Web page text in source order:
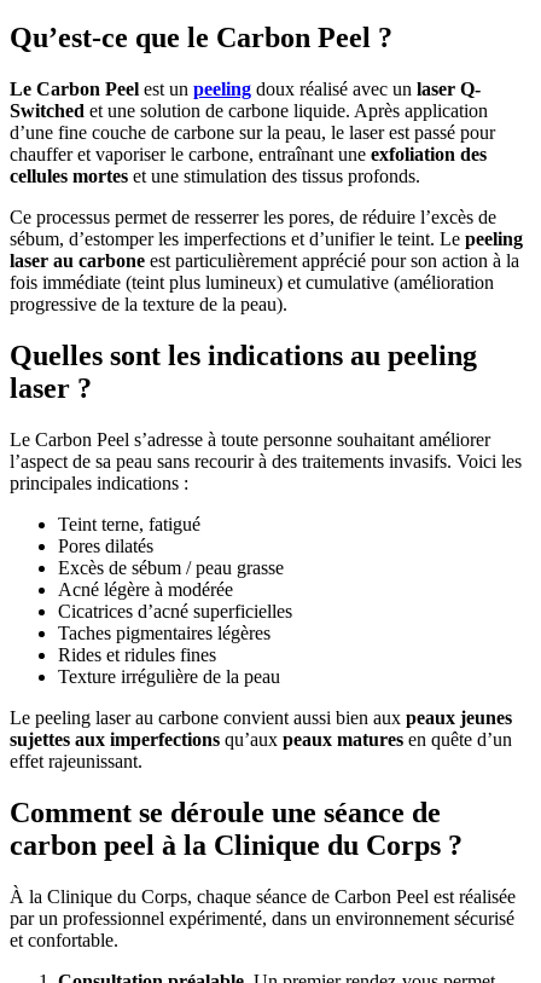
Qu’est-ce que le Carbon Peel ?
Le Carbon Peel est un peeling doux réalisé avec un laser Q-
Switched et une solution de carbone liquide. Après application
d’une fine couche de carbone sur la peau, le laser est passé pour
chauffer et vaporiser le carbone, entraînant une exfoliation des
cellules mortes et une stimulation des tissus profonds.
Ce processus permet de resserrer les pores, de réduire l’excès de
sébum, d’estomper les imperfections et d’unifier le teint. Le peeling
laser au carbone est particulièrement apprécié pour son action à la
fois immédiate (teint plus lumineux) et cumulative (amélioration
progressive de la texture de la peau).
Quelles sont les indications au peeling
laser ?
Le Carbon Peel s’adresse à toute personne souhaitant améliorer
l’aspect de sa peau sans recourir à des traitements invasifs. Voici les
principales indications :
Teint terne, fatigué
Pores dilatés
Excès de sébum / peau grasse
Acné légère à modérée
Cicatrices d’acné superficielles
Taches pigmentaires légères
Rides et ridules fines
Texture irrégulière de la peau
Le peeling laser au carbone convient aussi bien aux peaux jeunes
sujettes aux imperfections qu’aux peaux matures en quête d’un
effet rajeunissant.
Comment se déroule une séance de
carbon peel à la Clinique du Corps ?
À la Clinique du Corps, chaque séance de Carbon Peel est réalisée
par un professionnel expérimenté, dans un environnement sécurisé
et confortable.